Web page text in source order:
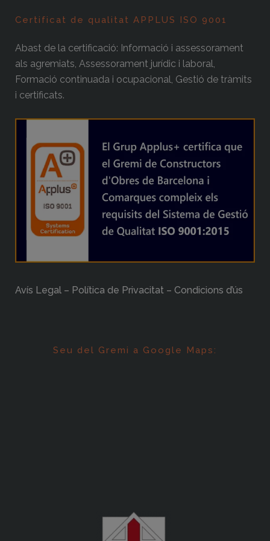
Certificat de qualitat APPLUS ISO 9001
Abast de la certificació: Informació i assessorament
als agremiats, Assessorament jurídic i laboral,
Formació continuada i ocupacional, Gestió de tràmits
i certificats.
Avís Legal – Política de Privacitat – Condicions d’ús
Seu del Gremi a Google Maps: